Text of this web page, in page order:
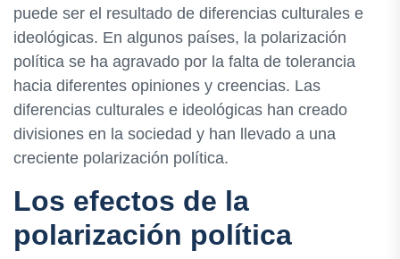
puede ser el resultado de diferencias culturales e
ideológicas. En algunos países, la polarización
política se ha agravado por la falta de tolerancia
hacia diferentes opiniones y creencias. Las
diferencias culturales e ideológicas han creado
divisiones en la sociedad y han llevado a una
creciente polarización política.
Los efectos de la
polarización política